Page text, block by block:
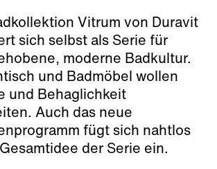
Vitrum von Duravit
sich selbst als Serie für
moderne Badkultur.
und Badmöbel wollen
und Behaglichkeit
Auch das neue
fügt sich nahtlos
der Serie ein.